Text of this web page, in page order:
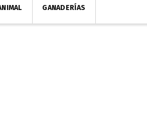
GANADERÍAS